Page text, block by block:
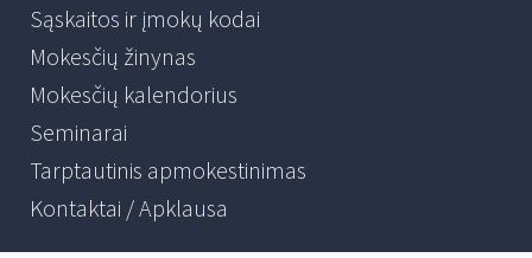
Sąskaitos ir įmokų kodai
Mokesčių žinynas
Mokesčių kalendorius
Seminarai
Tarptautinis apmokestinimas
Kontaktai / Apklausa